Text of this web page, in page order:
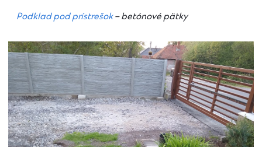
Podklad pod prístrešok– betónové pätky